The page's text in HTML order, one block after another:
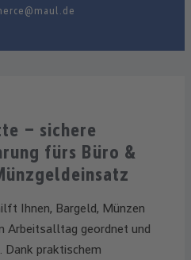
– sichere
fürs Büro &
Ihnen, Bargeld, Münzen
Arbeitsalltag geordnet und
Dank praktischem